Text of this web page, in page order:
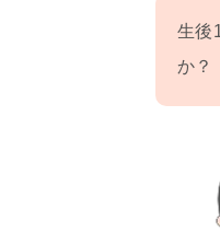
生後
か？